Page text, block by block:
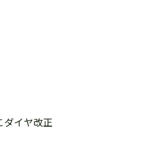
ダイヤ改正